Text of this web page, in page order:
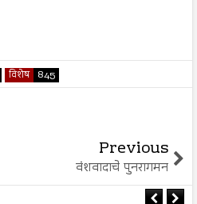
विशेष 845
Previous
वंशवादाचे पुनरागमन